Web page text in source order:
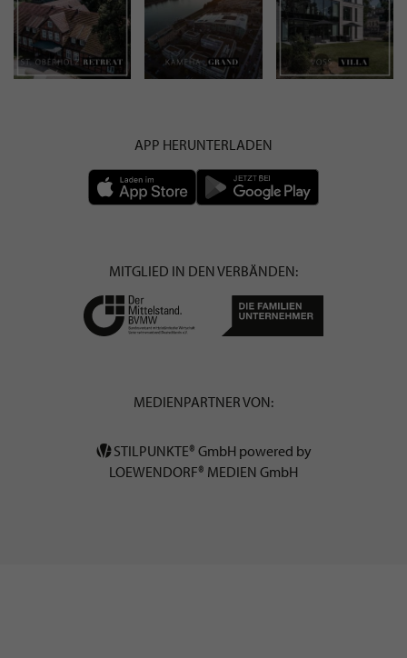
APP HERUNTERLADEN
MITGLIED IN DEN VERBÄNDEN:
MEDIENPARTNER VON:
STILPUNKTE® GmbH powered by
LOEWENDORF® MEDIEN GmbH